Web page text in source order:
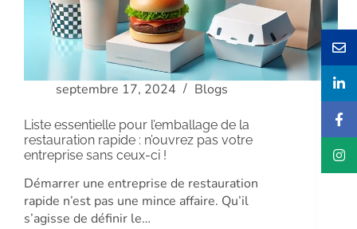
septembre 17, 2024 Blogs
Liste essentielle pour l’emballage de la
restauration rapide : n’ouvrez pas votre
entreprise sans ceux-ci !
Démarrer une entreprise de restauration
rapide n’est pas une mince affaire. Qu’il
s’agisse de définir le…